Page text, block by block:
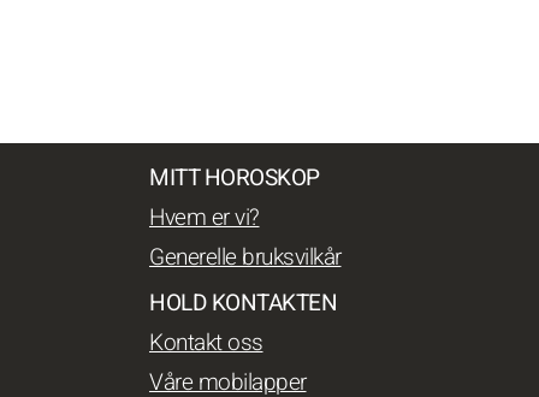
MITT HOROSKOP
Hvem er vi?
Generelle bruksvilkår
HOLD KONTAKTEN
Kontakt oss
Våre mobilapper